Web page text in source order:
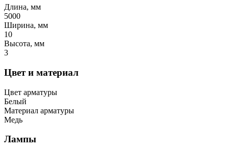
Длина, мм
5000
Ширина, мм
10
Высота, мм
3
Цвет и материал
Цвет арматуры
Белый
Материал арматуры
Медь
Лампы